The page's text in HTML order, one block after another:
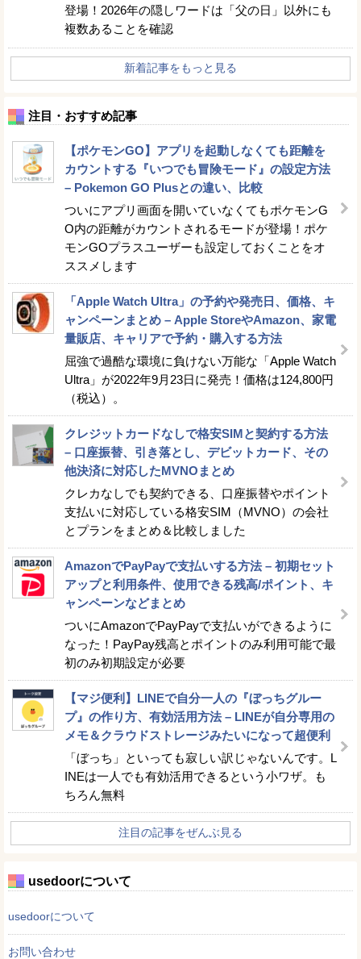
登場！2026年の隠しワードは「父の日」以外にも
複数あることを確認
新着記事をもっと見る
注目・おすすめ記事
【ポケモンGO】アプリを起動しなくても距離を
カウントする『いつでも冒険モード』の設定方法
– Pokemon GO Plusとの違い、比較
ついにアプリ画面を開いていなくてもポケモンG
O内の距離がカウントされるモードが登場！ポケ
モンGOプラスユーザーも設定しておくことをオ
ススメします
「Apple Watch Ultra」の予約や発売日、価格、キ
ャンペーンまとめ – Apple StoreやAmazon、家電
量販店、キャリアで予約・購入する方法
屈強で過酷な環境に負けない万能な「Apple Watch
Ultra」が2022年9月23日に発売！価格は124,800円
（税込）。
クレジットカードなしで格安SIMと契約する方法
– 口座振替、引き落とし、デビットカード、その
他決済に対応したMVNOまとめ
クレカなしでも契約できる、口座振替やポイント
支払いに対応している格安SIM（MVNO）の会社
とプランをまとめ＆比較しました
AmazonでPayPayで支払いする方法 – 初期セット
アップと利用条件、使用できる残高/ポイント、キ
ャンペーンなどまとめ
ついにAmazonでPayPayで支払いができるように
なった！PayPay残高とポイントのみ利用可能で最
初のみ初期設定が必要
【マジ便利】LINEで自分一人の『ぼっちグルー
プ』の作り方、有効活用方法 – LINEが自分専用の
メモ＆クラウドストレージみたいになって超便利
「ぼっち」といっても寂しい訳じゃないんです。L
INEは一人でも有効活用できるという小ワザ。も
ちろん無料
注目の記事をぜんぶ見る
usedoorについて
usedoorについて
お問い合わせ